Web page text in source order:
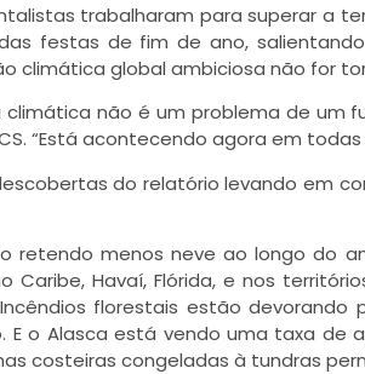
trabalharam para superar a
festas de fim de ano,
climática global ambiciosa não for
climática não é um problema de um
“Está acontecendo agora em
do relatório levando em
retendo menos neve ao longo do
Caribe, Havaí, Flórida, e nos
florestais estão devorando
o Alasca está vendo uma taxa de
costeiras congeladas à tundras